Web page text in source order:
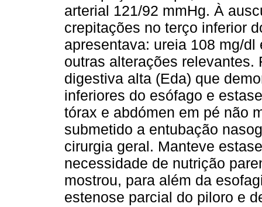
arterial 121/92 mmHg. À
crepitações no terço inferior
apresentava: ureia 108 mg/
outras alterações
digestiva alta (Eda) que
inferiores do esófago e
tórax e abdómen em pé não
submetido a entubação
cirurgia geral. Manteve
necessidade de nutrição
mostrou, para além da
estenose parcial do piloro e